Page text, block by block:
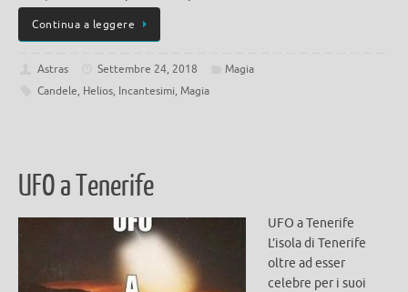
Continua a leggere
Astras Settembre 24, 2018
Magia
Candele, Helios, Incantesimi, Magia
UFO a Tenerife
UFO a Tenerife
L’isola di Tenerife
oltre ad esser
celebre per i suoi